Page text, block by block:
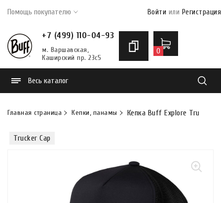
Помощь покупателю Войти или Регистрация
+7 (499) 110-04-93
м. Варшавская,
Каширский пр. 23с5
0
Весь каталог
Главная страница Кепки, панамы Кепка Buff Explore Trucker
Trucker Cap